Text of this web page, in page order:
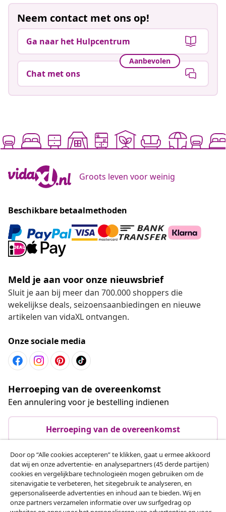
Neem contact met ons op!
Ga naar het Hulpcentrum
Aanbevolen
Chat met ons
Groots leven voor weinig
Beschikbare betaalmethoden
Meld je aan voor onze nieuwsbrief
Sluit je aan bij meer dan 700.000 shoppers die
wekelijkse deals, seizoensaanbiedingen en nieuwe
artikelen van vidaXL ontvangen.
Onze sociale media
Herroeping van de overeenkomst
Een annulering voor je bestelling indienen
Herroeping van de overeenkomst
Klantenservice
Zakelijk
Door op “Alle cookies accepteren” te klikken, gaat u ermee akkoord
dat wij en onze advertentie- en analysepartners (45 derde partijen)
cookies en vergelijkbare technologieën mogen gebruiken om de
sitenavigatie te verbeteren, het sitegebruik te analyseren, en
gepersonaliseerde advertenties en inhoud aan te bieden. Wij en
onze partners verzamelen informatie over uw surfgedrag op